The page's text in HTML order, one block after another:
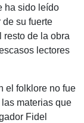
ha sido leído
su fuerte
resto de la obra
lectores
el folklore no fue
materias que
Fidel